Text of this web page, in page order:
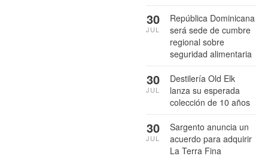
República Dominicana
será sede de cumbre
regional sobre
seguridad alimentaria
30
JUL
Destilería Old Elk
lanza su esperada
colección de 10 años
30
JUL
Sargento anuncia un
acuerdo para adquirir
La Terra Fina
30
JUL